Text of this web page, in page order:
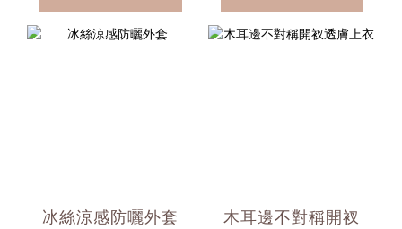
冰絲涼感防曬外套
木耳邊不對稱開衩